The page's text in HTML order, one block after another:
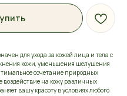
для ухода за кожей лица и тела с
кожи, уменьшения шелушения
сочетание природных
воздействие на кожу различных
вашу красоту в условиях любого